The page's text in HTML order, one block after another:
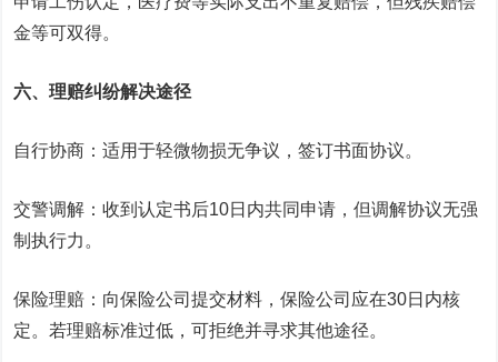
金等可双得。
六、理赔纠纷解决途径
自行协商：适用于轻微物损无争议，签订书面协议。
交警调解：收到认定书后10日内共同申请，但调解协议无强
制执行力。
保险理赔：向保险公司提交材料，保险公司应在30日内核
定。若理赔标准过低，可拒绝并寻求其他途径。